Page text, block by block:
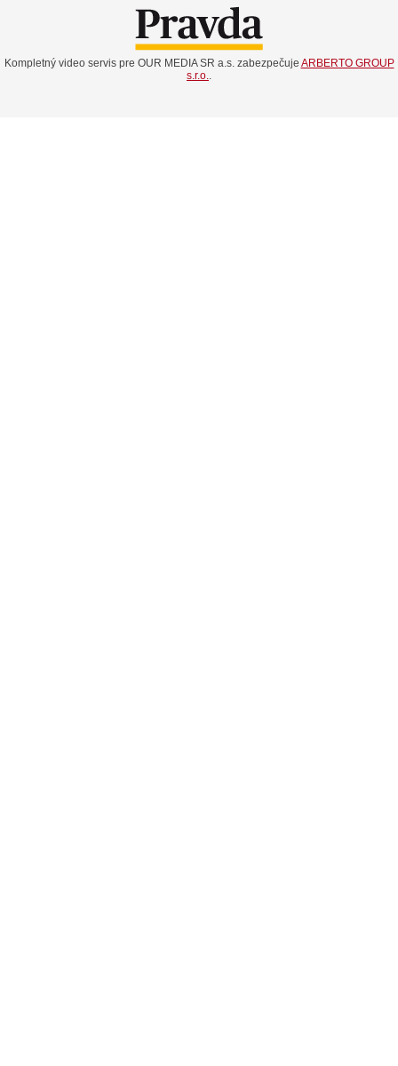
Kompletný video servis pre OUR MEDIA SR a.s. zabezpečuje ARBERTO GROUP
s.r.o..